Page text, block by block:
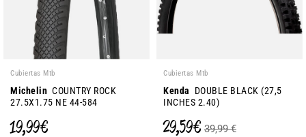
Cubiertas Mtb
Michelin COUNTRY ROCK
27.5X1.75 NE 44-584
19,99 €
Cubiertas Mtb
Kenda DOUBLE BLACK (27,5
INCHES 2.40)
29,59 € 39,99 €